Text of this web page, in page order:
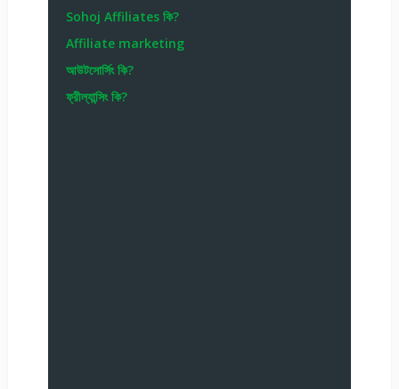
Sohoj Affiliates কি?
Affiliate marketing
আউটসোর্সিং কি?
ফ্রীল্যান্সিং কি?